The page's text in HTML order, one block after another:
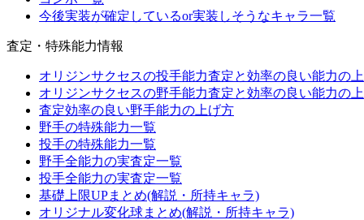
今後実装が確定しているor実装しそうなキャラ一覧
査定・特殊能力情報
オリジンサクセスの投手能力査定と効率の良い能力の
オリジンサクセスの野手能力査定と効率の良い能力の
査定効率の良い野手能力の上げ方
野手の特殊能力一覧
投手の特殊能力一覧
野手全能力の実査定一覧
投手全能力の実査定一覧
基礎上限UPまとめ(解説・所持キャラ)
オリジナル変化球まとめ(解説・所持キャラ)